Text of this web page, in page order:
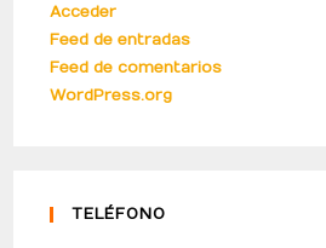
Acceder
Feed de entradas
Feed de comentarios
WordPress.org
TELÉFONO